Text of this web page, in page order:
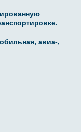
авиа-,